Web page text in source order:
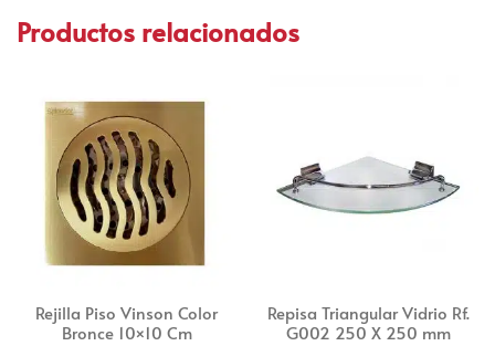
Productos relacionados
Rejilla Piso Vinson Color
Bronce 10×10 Cm
Repisa Triangular Vidrio Rf.
G002 250 X 250 mm